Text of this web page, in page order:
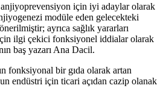
için iyi adaylar olarak
modüle eden gelecekteki
ayrıca sağlık yararları
ilgi çekici fonksiyonel iddialar olarak
baş yazarı Ana Dacil.
fonksiyona­l bir gıda ola­rak artan
endüs­tri için ticari açıdan cazip ola­na­k